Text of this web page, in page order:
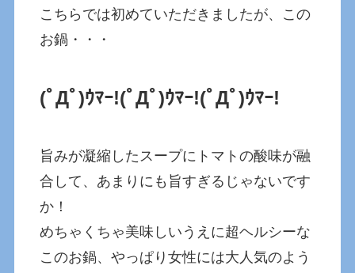
こちらでは初めていただきましたが、この
お鍋・・・
(ﾟДﾟ)ｳﾏｰ!(ﾟДﾟ)ｳﾏｰ!(ﾟДﾟ)ｳﾏｰ!
旨みが凝縮したスープにトマトの酸味が融
合して、あまりにも旨すぎるじゃないです
か！
めちゃくちゃ美味しいうえに超ヘルシーな
このお鍋、やっぱり女性には大人気のよう